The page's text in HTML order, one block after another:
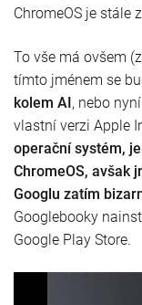
ChromeOS je stále
To vše má ovšem
tímto jménem se
kolem AI, nebo
vlastní verzi Apple
operační systém,
ChromeOS, avšak
Googlu zatím
Googlebooky
Google Play Store.